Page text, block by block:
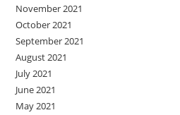
November 2021
October 2021
September 2021
August 2021
July 2021
June 2021
May 2021